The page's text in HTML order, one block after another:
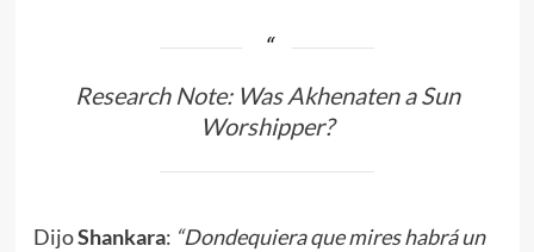
Research Note: Was Akhenaten a Sun
Worshipper?
DijoShankara: “Dondequiera que mires habrá un